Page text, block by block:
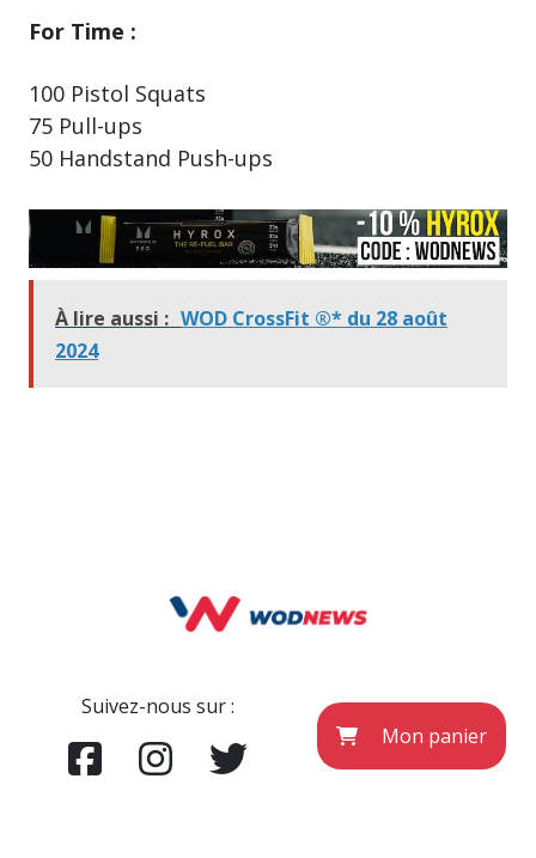
For Time :
100 Pistol Squats
75 Pull-ups
50 Handstand Push-ups
À lire aussi : WOD CrossFit ®* du 28 août
2024
Suivez-nous sur :
Mon panier